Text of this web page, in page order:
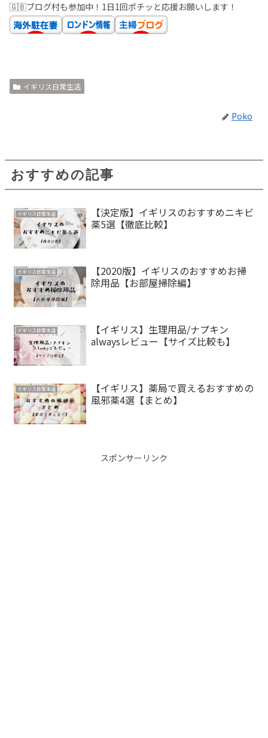
🇬🇧ブログ村も参加中！1日1回ポチッと応援お願いします！
イギリス日常生活
Poko
おすすめの記事
イギリス日常生活
【決定版】イギリスのおすすめニキビ
薬5選【徹底比較】
イギリス日常生活
【2020版】イギリスのおすすめお掃
除用品【お部屋掃除編】
イギリス日常生活
【イギリス】生理用品/ナプキン
alwaysレビュー【サイズ比較も】
イギリス日常生活
【イギリス】薬局で買えるおすすめの
風邪薬4選【まとめ】
スポンサーリンク